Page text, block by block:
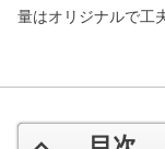
量はオリジナルで工